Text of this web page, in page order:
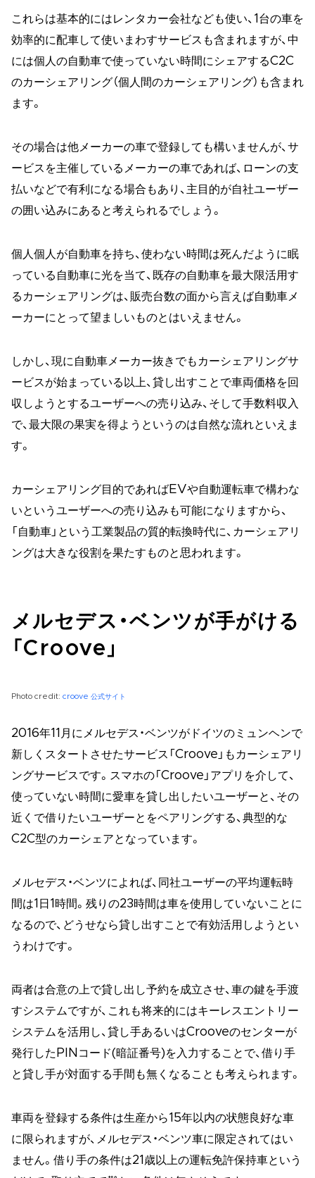
これらは基本的にはレンタカー会社なども使い、1台の車を
効率的に配車して使いまわすサービスも含まれますが、中
には個人の自動車で使っていない時間にシェアするC2C
のカーシェアリング（個人間のカーシェアリング）も含まれ
ます。
その場合は他メーカーの車で登録しても構いませんが、サ
ービスを主催しているメーカーの車であれば、ローンの支
払いなどで有利になる場合もあり、主目的が自社ユーザー
の囲い込みにあると考えられるでしょう。
個人個人が自動車を持ち、使わない時間は死んだように眠
っている自動車に光を当て、既存の自動車を最大限活用す
るカーシェアリングは、販売台数の面から言えば自動車メ
ーカーにとって望ましいものとはいえません。
しかし、現に自動車メーカー抜きでもカーシェアリングサ
ービスが始まっている以上、貸し出すことで車両価格を回
収しようとするユーザーへの売り込み、そして手数料収入
で、最大限の果実を得ようというのは自然な流れといえま
す。
カーシェアリング目的であればEVや自動運転車で構わな
いというユーザーへの売り込みも可能になりますから、
「自動車」という工業製品の質的転換時代に、カーシェアリ
ングは大きな役割を果たすものと思われます。
メルセデス・ベンツが手がける
「Croove」
Photo credit: croove 公式サイト
2016年11月にメルセデス・ベンツがドイツのミュンヘンで
新しくスタートさせたサービス「Croove」もカーシェアリ
ングサービスです。スマホの「Croove」アプリを介して、
使っていない時間に愛車を貸し出したいユーザーと、その
近くで借りたいユーザーとをペアリングする、典型的な
C2C型のカーシェアとなっています。
メルセデス・ベンツによれば、同社ユーザーの平均運転時
間は1日1時間。残りの23時間は車を使用していないことに
なるので、どうせなら貸し出すことで有効活用しようとい
うわけです。
両者は合意の上で貸し出し予約を成立させ、車の鍵を手渡
すシステムですが、これも将来的にはキーレスエントリー
システムを活用し、貸し手あるいはCrooveのセンターが
発行したPINコード(暗証番号)を入力することで、借り手
と貸し手が対面する手間も無くなることも考えられます。
車両を登録する条件は生産から15年以内の状態良好な車
に限られますが、メルセデス・ベンツ車に限定されてはい
ません。借り手の条件は21歳以上の運転免許保持車という